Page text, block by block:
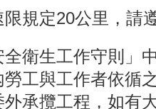
規定20公里，請
衛生工作守則」
工與工作者依循
承攬工程，如有